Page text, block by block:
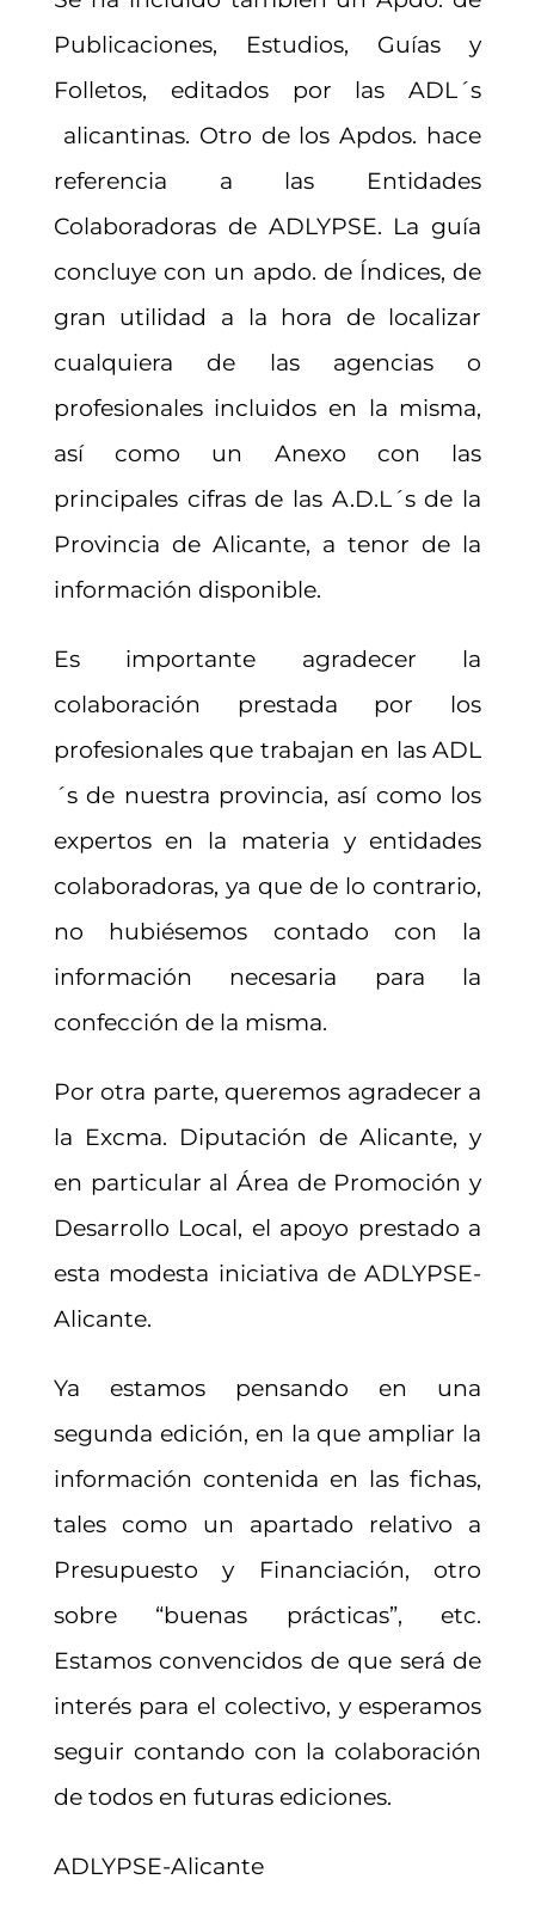
Publicaciones, Estudios, Guías y
Folletos, editados por las ADL´s
alicantinas. Otro de los Apdos. hace
referencia a las Entidades
Colaboradoras de ADLYPSE. La guía
concluye con un apdo. de Índices, de
gran utilidad a la hora de localizar
cualquiera de las agencias o
profesionales incluidos en la misma,
así como un Anexo con las
principales cifras de las A.D.L´s de la
Provincia de Alicante, a tenor de la
información disponible.
Es importante agradecer la
colaboración prestada por los
profesionales que trabajan en las ADL
´s de nuestra provincia, así como los
expertos en la materia y entidades
colaboradoras, ya que de lo contrario,
no hubiésemos contado con la
información necesaria para la
confección de la misma.
Por otra parte, queremos agradecer a
la Excma. Diputación de Alicante, y
en particular al Área de Promoción y
Desarrollo Local, el apoyo prestado a
esta modesta iniciativa de ADLYPSE-
Alicante.
Ya estamos pensando en una
segunda edición, en la que ampliar la
información contenida en las fichas,
tales como un apartado relativo a
Presupuesto y Financiación, otro
sobre “buenas prácticas”, etc.
Estamos convencidos de que será de
interés para el colectivo, y esperamos
seguir contando con la colaboración
de todos en futuras ediciones.
ADLYPSE-Alicante